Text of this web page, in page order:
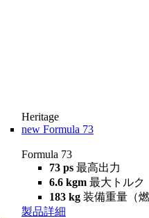
Heritage
new Formula 73
Formula 73
73 ps 最高出力
6.6 kgm 最大トルク
183 kg 装備重量（
製品詳細